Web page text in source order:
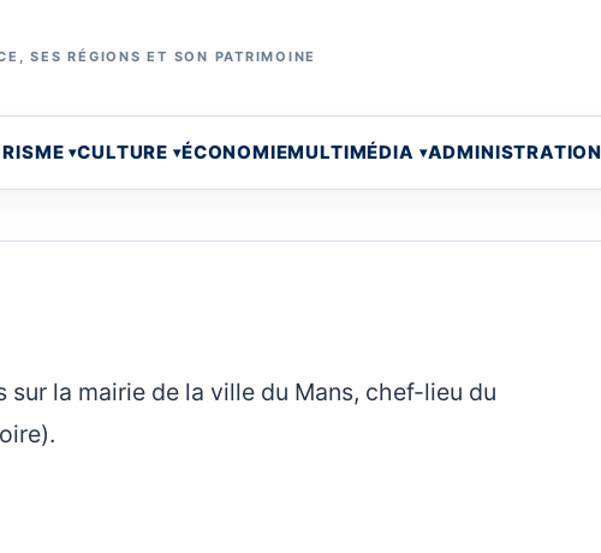
SES RÉGIONS ET SON PATRIMOINE
CULTURE ÉCONOMIEMULTIMÉDIA ADMINISTRATION
la mairie de la ville du Mans, chef-lieu du